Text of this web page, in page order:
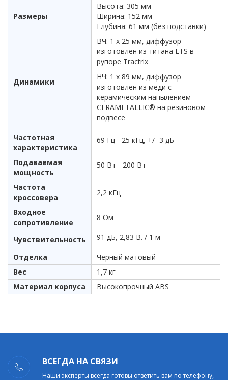
Размеры
Высота: 305 мм
Ширина: 152 мм
Глубина: 61 мм (без подставки)
Динамики
ВЧ: 1 х 25 мм, диффузор
изготовлен из титана LTS в
рупоре Tractrix
НЧ: 1 х 89 мм, диффузор
изготовлен из меди с
керамическим напылением
CERAMETALLIC® на резиновом
подвесе
Частотная
характеристика
69 Гц - 25 кГц, +/- 3 дБ
Подаваемая
мощность
50 Вт - 200 Вт
Частота
кроссовера
2,2 кГц
Входное
сопротивление
8 Ом
Чувствительность 91 дБ, 2,83 В. / 1 м
Отделка
Чёрный матовый
Вес
1,7 кг
Материал корпуса
Высокопрочный ABS
ВСЕГДА НА СВЯЗИ
Наши эксперты всегда готовы ответить вам по телефону,